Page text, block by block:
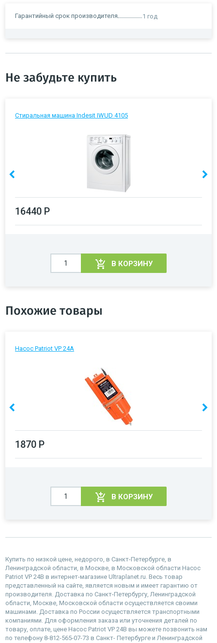
Гарантийный срок производителя 1 год
Не забудьте купить
Стиральная машина Indesit IWUD 4105
16440 Р
В КОРЗИНУ
Похожие товары
Насос Patriot VP 24А
1870 Р
В КОРЗИНУ
Купить по низкой цене, недорого, в Санкт-Петербурге, в
Ленинградской области, в Москве, в Московской области Насос
Patriot VP 24В в интернет-магазине Ultraplanet.ru. Весь товар
представленный на сайте, является новым и имеет гарантию от
производителя. Доставка по Санкт-Петербургу, Ленинградской
области, Москве, Московской области осуществляется своими
машинами. Доставка по России осуществляется транспортными
компаниями. Для оформления заказа или уточнения деталей по
товару, оплате, цене Насос Patriot VP 24В вы можете позвонить нам
по телефону 8-812-565-07-73 в Санкт- Петербурге и Ленинградской